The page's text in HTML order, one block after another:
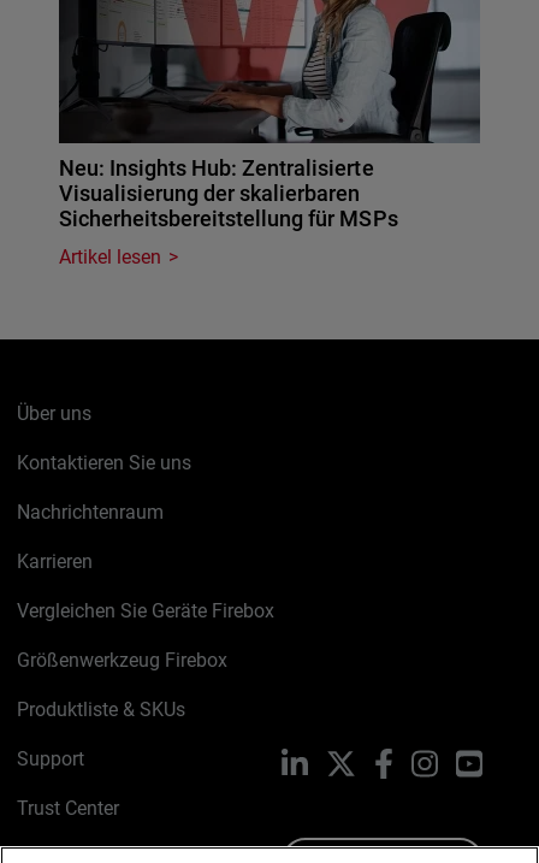
Neu: Insights Hub: Zentralisierte
Visualisierung der skalierbaren
Sicherheitsbereitstellung für MSPs
Artikel lesen
Über uns
Kontaktieren Sie uns
Nachrichtenraum
Karrieren
Vergleichen Sie Geräte Firebox
Größenwerkzeug Firebox
Produktliste & SKUs
Support
Trust Center
LinkedIn FacebookInstagram